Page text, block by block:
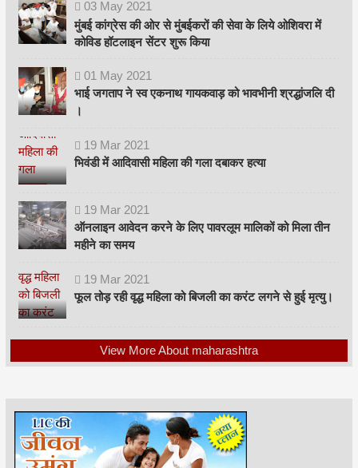
03 May 2021
मुंबई कांग्रेस की ओर से मुंबईकरों की सेवा के लिये ओशिवरा में
कोविड हॉटलाइन सेंटर शुरू किया
01 May 2021
भाई जगताप ने स्व एकनाथ गायकवाड़ को भावभीनी श्रद्धांजलि दी
।
19 Mar 2021
भिवंडी में आदिवासी महिला की गला दबाकर हत्या
19 Mar 2021
ऑनलाइन आवेदन करने के लिए पावरलूम मालिकों को मिला तीन
महीने का समय
19 Mar 2021
फूल तोड़ रही वृद्ध महिला को बिजली का करंट लगने से हुई मृत्यु।
View More About maharashtra